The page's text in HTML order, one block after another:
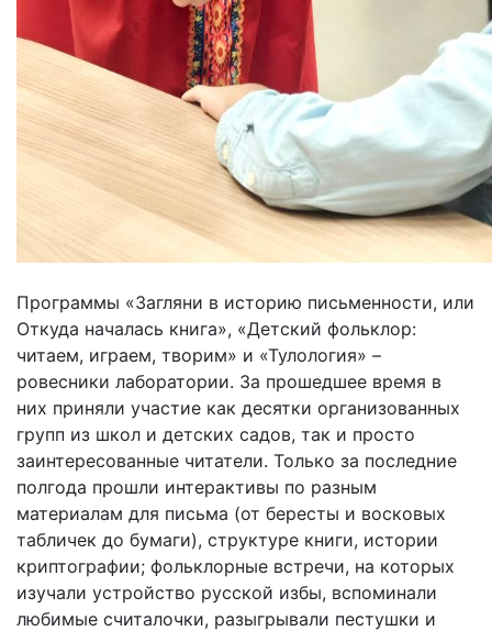
Программы «Загляни в историю письменности, или
Откуда началась книга», «Детский фольклор:
читаем, играем, творим» и «Тулология» –
ровесники лаборатории. За прошедшее время в
них приняли участие как десятки организованных
групп из школ и детских садов, так и просто
заинтересованные читатели. Только за последние
полгода прошли интерактивы по разным
материалам для письма (от бересты и восковых
табличек до бумаги), структуре книги, истории
криптографии; фольклорные встречи, на которых
изучали устройство русской избы, вспоминали
любимые считалочки, разыгрывали пестушки и